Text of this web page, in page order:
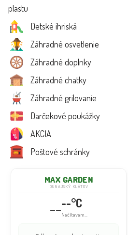
plastu
Detské ihriská
Záhradné osvetlenie
Záhradné doplnky
Záhradné chatky
Záhradné grilovanie
Darčekové poukážky
AKCIA
Poštové schránky
MAX GARDEN
DUNAJSKÝ KLÁTOV
----°C
Načítavam...